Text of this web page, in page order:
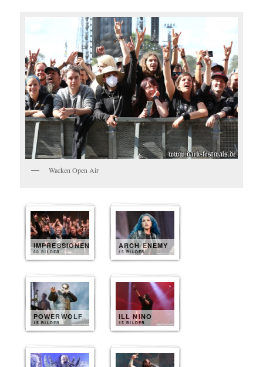
Wacken Open Air
IMPRESSIONEN
60 BILDER
ARCH ENEMY
15 BILDER
POWERWOLF
15 BILDER
ILL NINO
15 BILDER